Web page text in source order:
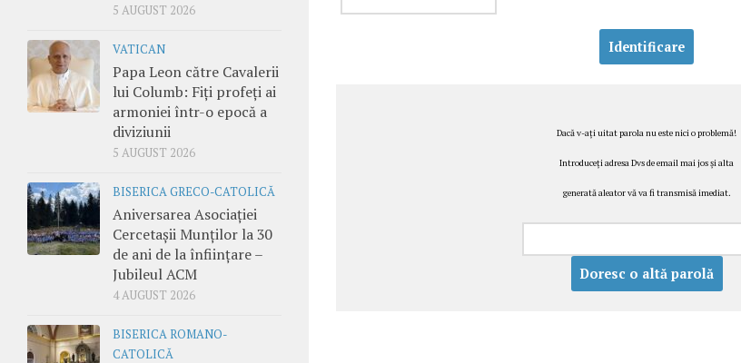
Dacă v-aţi uitat parola nu este nici o problemă!
Introduceţi adresa Dvs de email mai jos şi alta
generată aleator vă va fi transmisă imediat.
5 AUGUST 2026
VATICAN
Papa Leon către Cavalerii
lui Columb: Fiți profeți ai
armoniei într-o epocă a
diviziunii
5 AUGUST 2026
BISERICA GRECO-CATOLICĂ
Aniversarea Asociației
Cercetașii Munților la 30
de ani de la înființare –
Jubileul ACM
4 AUGUST 2026
BISERICA ROMANO-
CATOLICĂ